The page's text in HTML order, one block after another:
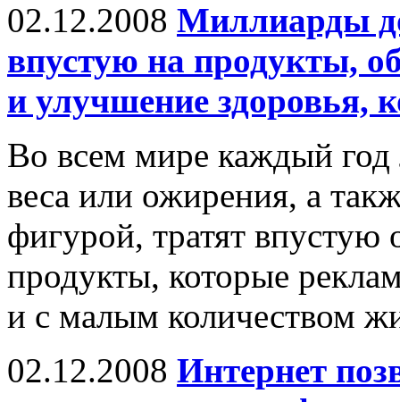
02.12.2008 Миллиарды
впустую на продукты,
и улучшение здоровья,
Во всем мире каждый
веса или ожирения, а
фигурой, тратят
продукты, которые
и с малым количеством
02.12.2008 Интернет